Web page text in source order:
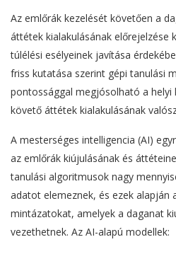
Az emlőrák kezelését követően a
áttétek kialakulásának előrejelzése
túlélési esélyeinek javítása
friss kutatása szerint gépi tanulási
pontossággal megjósolható a helyi
követő áttétek kialakulásának
A mesterséges intelligencia (AI)
az emlőrák kiújulásának és
tanulási algoritmusok nagy
adatot elemeznek, és ezek alapján
mintázatokat, amelyek a daganat
vezethetnek. Az AI-alapú modellek: